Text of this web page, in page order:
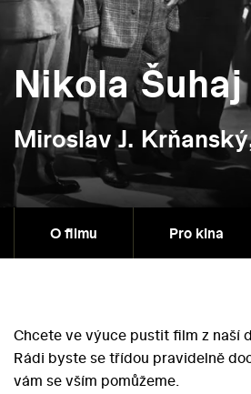
Nikola Šuhaj
Miroslav J.
O filmu Pro kina
Chcete ve výuce pustit film z naší
Rádi byste se třídou pravidelně
vám se vším pomůžeme.